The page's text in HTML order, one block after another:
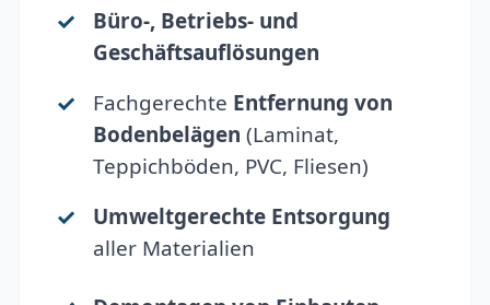
Büro-, Betriebs- und
Geschäftsauflösungen
Fachgerechte Entfernung von
Bodenbelägen (Laminat,
Teppichböden, PVC, Fliesen)
Umweltgerechte Entsorgung
aller Materialien